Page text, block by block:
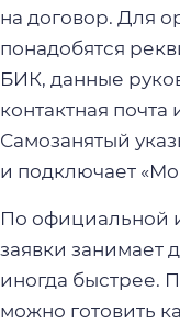
на договор. Для
понадобятся
БИК, данные
контактная почта
Самозанятый
и подключает
По официальной
заявки занимает
иногда быстрее.
можно готовить